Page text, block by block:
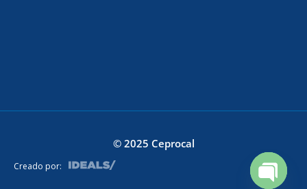
© 2025 Ceprocal
Creado por: